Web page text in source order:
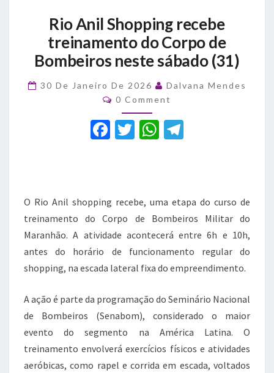
Anil
Shopping
recebe
treinamento
Corpo
de
Bombeiros
neste
sábado
Rio Anil Shopping recebe
treinamento do Corpo de
Bombeiros neste sábado (31)
30 De Janeiro De 2026
Dalvana Mendes
Comments
0 Comment
F
b
o
o
k
T
r
W
A
p
p
a
m
O Rio Anil shopping recebe, uma etapa do curso de
treinamento do Corpo de Bombeiros Militar do
Maranhão. A atividade acontecerá entre 6h e 10h,
antes do horário de funcionamento regular do
shopping, na escada lateral fixa do empreendimento.
A ação é parte da programação do Seminário Nacional
de Bombeiros (Senabom), considerado o maior
evento do segmento na América Latina. O
treinamento envolverá exercícios físicos e atividades
aeróbicas, como rapel e corrida em escada, voltados